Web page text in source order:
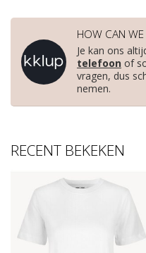
HOW CAN WE
Je kan ons
telefoon of
vragen, dus
nemen.
RECENT BEKEKEN